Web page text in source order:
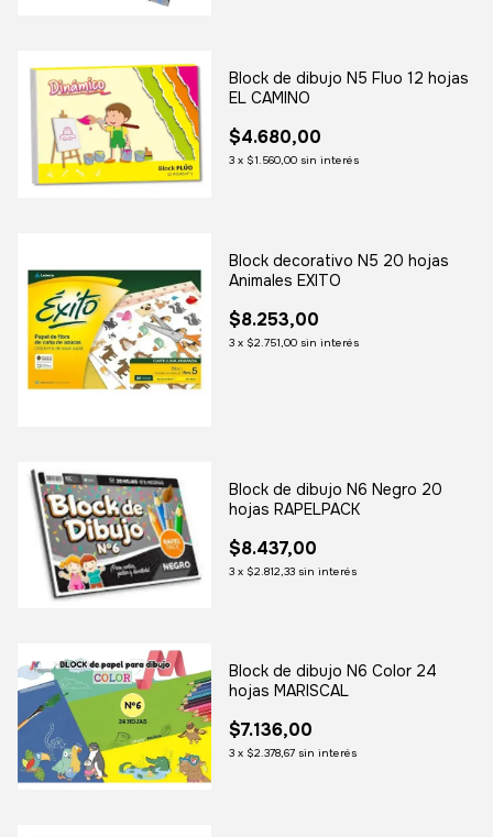
Block de dibujo N5 Fluo 12 hojas
EL CAMINO
$4.680,00
3 x $1.560,00 sin interés
Block decorativo N5 20 hojas
Animales EXITO
$8.253,00
3 x $2.751,00 sin interés
Block de dibujo N6 Negro 20
hojas RAPELPACK
$8.437,00
3 x $2.812,33 sin interés
Block de dibujo N6 Color 24
hojas MARISCAL
$7.136,00
3 x $2.378,67 sin interés